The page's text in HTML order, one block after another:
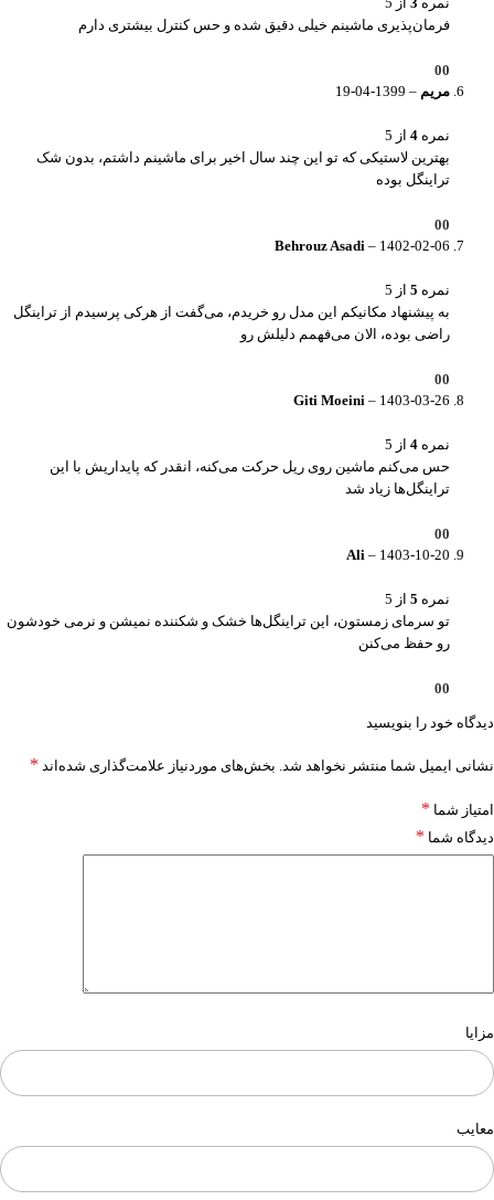
فرمان‌پذیری ماشینم خیلی دقیق شده و حس کنترل بیشتری دارم
0
0
مریم –
1399-04-19
نمره 4 از 5
بهترین لاستیکی که تو این چند سال اخیر برای ماشینم داشتم، بدون شک
تراینگل بوده
0
0
Behrouz Asadi – 1402-02-06
نمره 5 از 5
به پیشنهاد مکانیکم این مدل رو خریدم، می‌گفت از هرکی پرسیدم از تراینگل
راضی بوده، الان می‌فهمم دلیلش رو
0
0
Giti Moeini – 1403-03-26
نمره 4 از 5
حس می‌کنم ماشین روی ریل حرکت می‌کنه، انقدر که پایداریش با این
تراینگل‌ها زیاد شد
0
0
Ali – 1403-10-20
نمره 5 از 5
تو سرمای زمستون، این تراینگل‌ها خشک و شکننده نمیشن و نرمی خودشون
رو حفظ می‌کنن
0
0
دیدگاه خود را بنویسید
نشانی ایمیل شما منتشر نخواهد شد. بخش‌های موردنیاز علامت‌گذاری شده‌اند *
امتیاز شما *
دیدگاه شما *
مزایا
معایب